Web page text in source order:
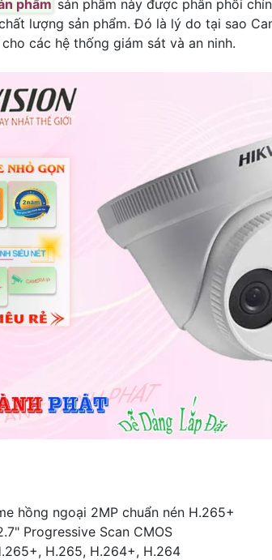
phẩm sản phẩm này được phân phối
lượng sản phẩm. Đó là lý do tại sao
các hệ thống giám sát và an ninh.
hồng ngoại 2MP chuẩn nén H.265+
Progressive Scan CMOS
H.265, H.264+, H.264